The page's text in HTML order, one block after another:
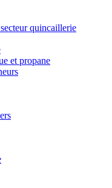
quincaillerie
et propane